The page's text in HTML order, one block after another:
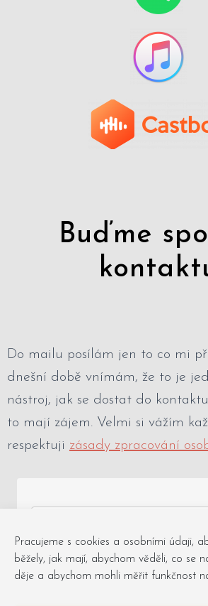
Pracujeme s cookies a osobními údaji,
běžely, jak mají, abychom věděli, co se
děje a abychom mohli měřit funkčnost
Buďme
Do mailu posílám jen to co mi
dnešní době vnímám, že to je
nástroj, jak se dostat do
to mají zájem. Velmi si vážím
respektuji zásady zpracování
Chci zprávy do